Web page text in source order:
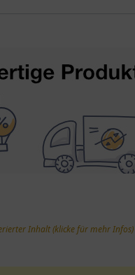
Inhalt (klicke für mehr Infos)